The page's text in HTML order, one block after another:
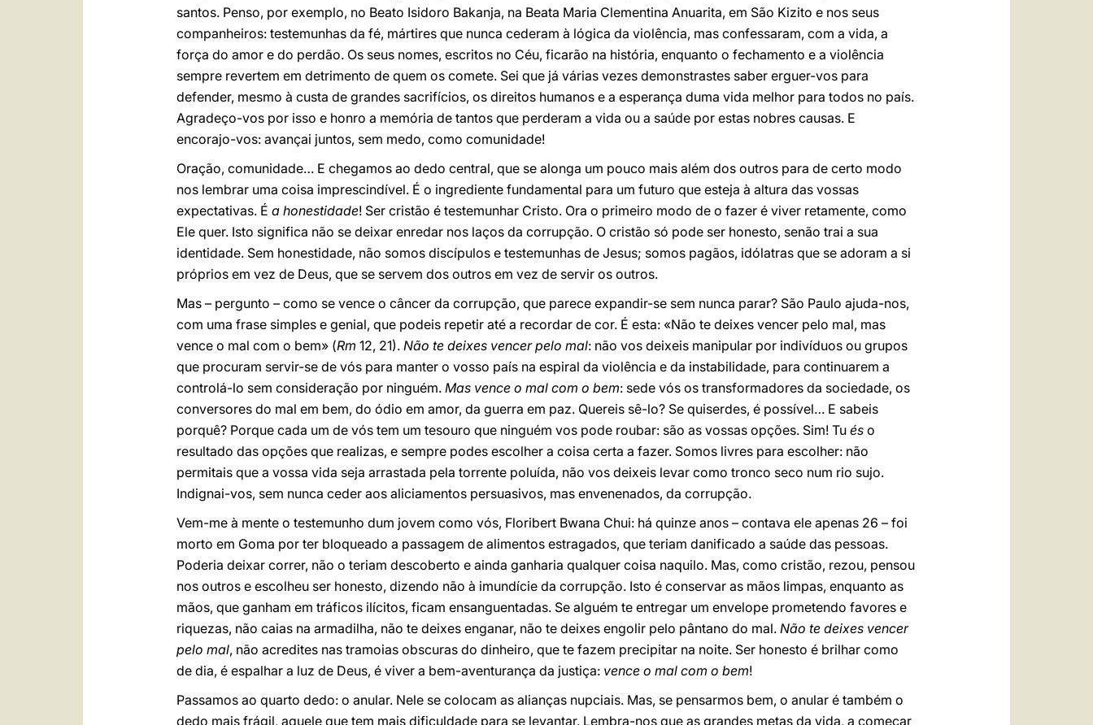
santos. Penso, por exemplo, no Beato Isidoro Bakanja, na Beata Maria Clementina Anuarita, em São Kizito e nos seus
companheiros: testemunhas da fé, mártires que nunca cederam à lógica da violência, mas confessaram, com a vida, a
força do amor e do perdão. Os seus nomes, escritos no Céu, ficarão na história, enquanto o fechamento e a violência
sempre revertem em detrimento de quem os comete. Sei que já várias vezes demonstrastes saber erguer-vos para
defender, mesmo à custa de grandes sacrifícios, os direitos humanos e a esperança duma vida melhor para todos no país.
Agradeço-vos por isso e honro a memória de tantos que perderam a vida ou a saúde por estas nobres causas. E
encorajo-vos: avançai juntos, sem medo, como comunidade!
Oração, comunidade… E chegamos ao dedo central, que se alonga um pouco mais além dos outros para de certo modo
nos lembrar uma coisa imprescindível. É o ingrediente fundamental para um futuro que esteja à altura das vossas
expectativas. É a honestidade! Ser cristão é testemunhar Cristo. Ora o primeiro modo de o fazer é viver retamente, como
Ele quer. Isto significa não se deixar enredar nos laços da corrupção. O cristão só pode ser honesto, senão trai a sua
identidade. Sem honestidade, não somos discípulos e testemunhas de Jesus; somos pagãos, idólatras que se adoram a si
próprios em vez de Deus, que se servem dos outros em vez de servir os outros.
Mas – pergunto – como se vence o câncer da corrupção, que parece expandir-se sem nunca parar? São Paulo ajuda-nos,
com uma frase simples e genial, que podeis repetir até a recordar de cor. É esta: «Não te deixes vencer pelo mal, mas
vence o mal com o bem» (Rm 12, 21). Não te deixes vencer pelo mal: não vos deixeis manipular por indivíduos ou grupos
que procuram servir-se de vós para manter o vosso país na espiral da violência e da instabilidade, para continuarem a
controlá-lo sem consideração por ninguém. Mas vence o mal com o bem: sede vós os transformadores da sociedade, os
conversores do mal em bem, do ódio em amor, da guerra em paz. Quereis sê-lo? Se quiserdes, é possível… E sabeis
porquê? Porque cada um de vós tem um tesouro que ninguém vos pode roubar: são as vossas opções. Sim! Tu és o
resultado das opções que realizas, e sempre podes escolher a coisa certa a fazer. Somos livres para escolher: não
permitais que a vossa vida seja arrastada pela torrente poluída, não vos deixeis levar como tronco seco num rio sujo.
Indignai-vos, sem nunca ceder aos aliciamentos persuasivos, mas envenenados, da corrupção.
Vem-me à mente o testemunho dum jovem como vós, Floribert Bwana Chui: há quinze anos – contava ele apenas 26 – foi
morto em Goma por ter bloqueado a passagem de alimentos estragados, que teriam danificado a saúde das pessoas.
Poderia deixar correr, não o teriam descoberto e ainda ganharia qualquer coisa naquilo. Mas, como cristão, rezou, pensou
nos outros e escolheu ser honesto, dizendo não à imundície da corrupção. Isto é conservar as mãos limpas, enquanto as
mãos, que ganham em tráficos ilícitos, ficam ensanguentadas. Se alguém te entregar um envelope prometendo favores e
riquezas, não caias na armadilha, não te deixes enganar, não te deixes engolir pelo pântano do mal. Não te deixes vencer
pelo mal, não acredites nas tramoias obscuras do dinheiro, que te fazem precipitar na noite. Ser honesto é brilhar como
de dia, é espalhar a luz de Deus, é viver a bem-aventurança da justiça: vence o mal com o bem!
Passamos ao quarto dedo: o anular. Nele se colocam as alianças nupciais. Mas, se pensarmos bem, o anular é também o
dedo mais frágil, aquele que tem mais dificuldade para se levantar. Lembra-nos que as grandes metas da vida, a começar